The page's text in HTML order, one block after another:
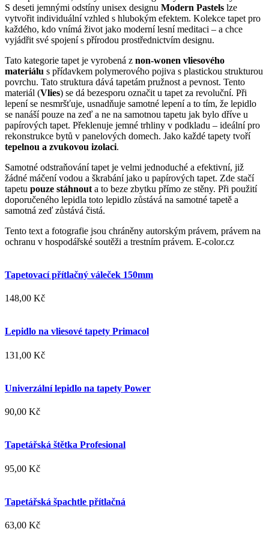
S deseti jemnými odstíny unisex designu Modern Pastels lze
vytvořit individuální vzhled s hlubokým efektem. Kolekce tapet pro
každého, kdo vnímá život jako moderní lesní meditaci – a chce
vyjádřit své spojení s přírodou prostřednictvím designu.
Tato kategorie tapet je vyrobená z non-wonen vliesového
materiálu s přídavkem polymerového pojiva s plastickou strukturou
povrchu. Tato struktura dává tapetám pružnost a pevnost. Tento
materiál (Vlies) se dá bezesporu označit u tapet za revoluční. Při
lepení se nesmršťuje, usnadňuje samotné lepení a to tím, že lepidlo
se nanáší pouze na zeď a ne na samotnou tapetu jak bylo dříve u
papírových tapet. Překlenuje jemné trhliny v podkladu – ideální pro
rekonstrukce bytů v panelových domech. Jako každé tapety tvoří
tepelnou a zvukovou izolaci.
Samotné odstraňování tapet je velmi jednoduché a efektivní, již
žádné máčení vodou a škrabání jako u papírových tapet. Zde stačí
tapetu pouze stáhnout a to beze zbytku přímo ze stěny. Při použití
doporučeného lepidla toto lepidlo zůstává na samotné tapetě a
samotná zeď zůstává čistá.
Tento text a fotografie jsou chráněny autorským právem, právem na
ochranu v hospodářské soutěži a trestním právem. E-color.cz
Tapetovací přítlačný váleček 150mm
148,00 Kč
Lepidlo na vliesové tapety Primacol
131,00 Kč
Univerzální lepidlo na tapety Power
90,00 Kč
Tapetářská štětka Profesional
95,00 Kč
Tapetářská špachtle přítlačná
63,00 Kč